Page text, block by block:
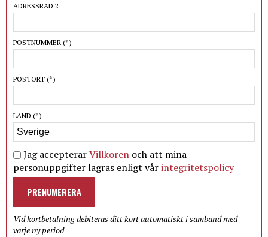
ADRESSRAD 2
POSTNUMMER (*)
POSTORT (*)
LAND (*)
Jag accepterarVillkoren och att mina
personuppgifter lagras enligt vårintegritetspolicy
PRENUMERERA
Vid kortbetalning debiteras ditt kort automatiskt i samband med
varje ny period